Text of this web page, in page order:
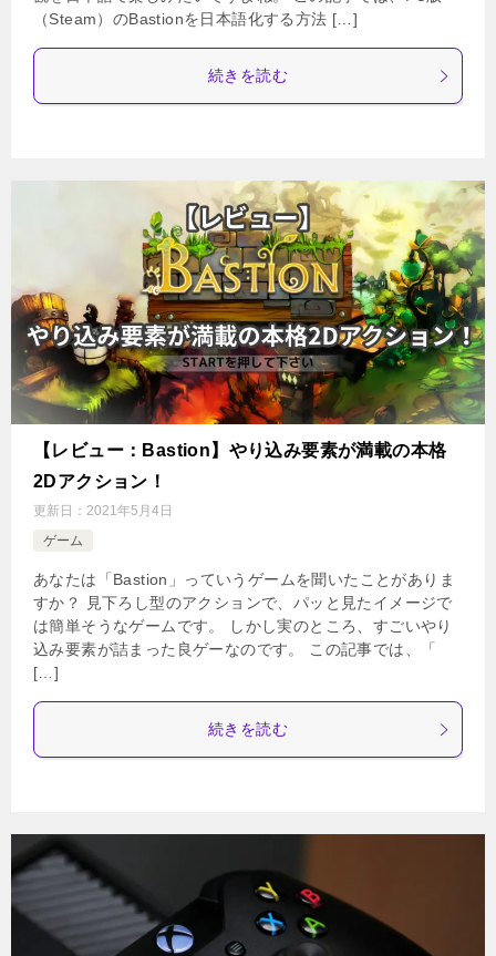
（Steam）のBastionを日本語化する方法 […]
続きを読む
【レビュー：Bastion】やり込み要素が満載の本格
2Dアクション！
更新日： 2021年5月4日
ゲーム
あなたは「Bastion」っていうゲームを聞いたことがありま
すか？ 見下ろし型のアクションで、パッと見たイメージで
は簡単そうなゲームです。 しかし実のところ、すごいやり
込み要素が詰まった良ゲーなのです。 この記事では、「
[…]
続きを読む